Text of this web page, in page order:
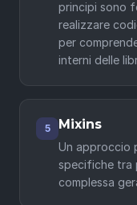
principi sono
realizzare
per
interni delle
5 Mixins
Un approccio
specifiche tra
complessa